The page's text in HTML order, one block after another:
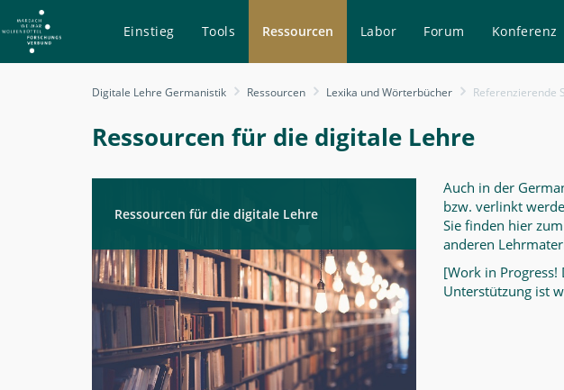
Einstieg Tools Ressourcen Labor Forum Konferenz
-
Digitale
Germanistik
Digitale Lehre Germanistik Ressourcen Lexika und Wörterbücher Referenzierende
Ressourcen für die digitale Lehre
Ressourcen für die digitale Lehre
Auch in der
bzw. verlinkt
Sie finden hier
anderen
[Work in
Unterstützung ist